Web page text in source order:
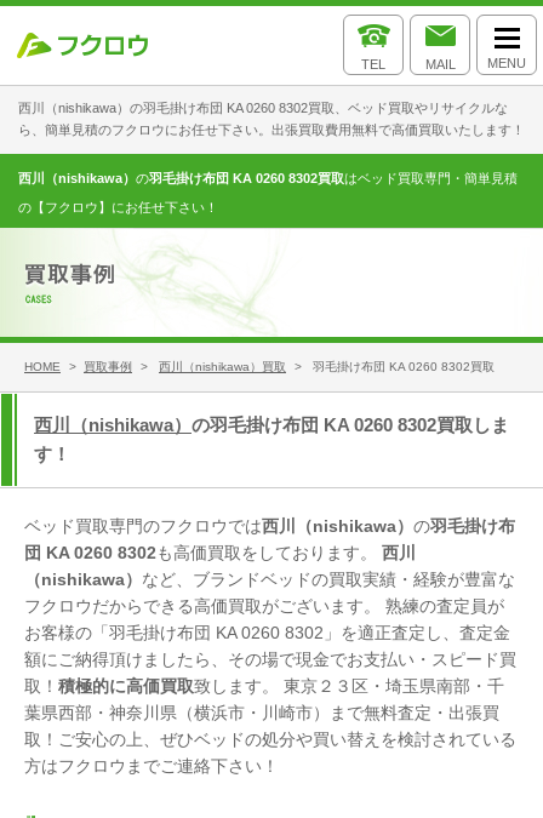
西川（nishikawa）の羽毛掛け布団 KA 0260 8302買取、ベッド買取やリサイクルな
ら、簡単見積のフクロウにお任せ下さい。出張買取費用無料で高価買取いたします！
TEL MAIL MENU
西川（nishikawa） の羽毛掛け布団 KA 0260 8302買取はベッド買取専門・簡単見積
の【フクロウ】にお任せ下さい！
HOME > 買取事例 > 西川（nishikawa）買取 > 羽毛掛け布団 KA 0260 8302買取
西川（nishikawa） の羽毛掛け布団 KA 0260 8302買取しま
す！
ベッド買取専門のフクロウでは西川（nishikawa） の羽毛掛け布
団 KA 0260 8302も高価買取をしております。 西川
（nishikawa） など、ブランドベッドの買取実績・経験が豊富な
フクロウだからできる高価買取がございます。 熟練の査定員が
お客様の「羽毛掛け布団 KA 0260 8302」を適正査定し、査定金
額にご納得頂けましたら、その場で現金でお支払い・スピード買
取！ 積極的に高価買取致します。 東京２３区・埼玉県南部・千
葉県西部・神奈川県（横浜市・川崎市）まで無料査定・出張買
取！ご安心の上、ぜひベッドの処分や買い替えを検討されている
方はフクロウまでご連絡下さい！